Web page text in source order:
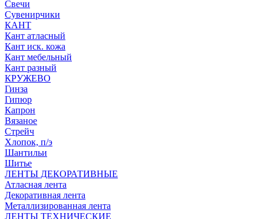
Свечи
Сувенирчики
КАНТ
Кант атласный
Кант иск. кожа
Кант мебельный
Кант разный
КРУЖЕВО
Гинза
Гипюр
Капрон
Вязаное
Стрейч
Хлопок, п/э
Шантильи
Шитье
ЛЕНТЫ ДЕКОРАТИВНЫЕ
Атласная лента
Декоративная лента
Металлизированная лента
ЛЕНТЫ ТЕХНИЧЕСКИЕ